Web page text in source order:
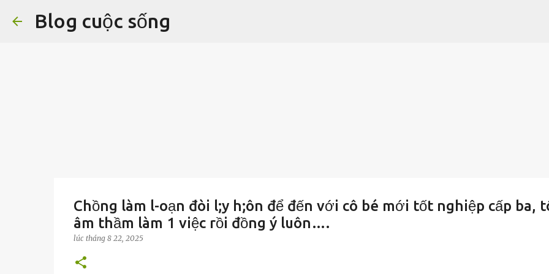
Blog cuộc sống
Chồng làm l-oạn đòi l;y h;ôn để đến với cô bé mới tốt nghiệp cấp ba,
âm thầm làm 1 việc rồi đồng ý luôn….
lúc tháng 8 22, 2025